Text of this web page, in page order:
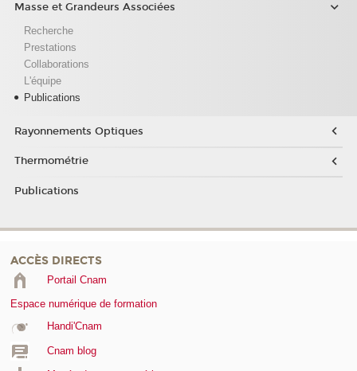
Masse et Grandeurs Associées
Recherche
Prestations
Collaborations
L'équipe
Publications
Rayonnements Optiques
Thermométrie
Publications
ACCÈS DIRECTS
Portail Cnam
Espace numérique de formation
Handi'Cnam
Cnam blog